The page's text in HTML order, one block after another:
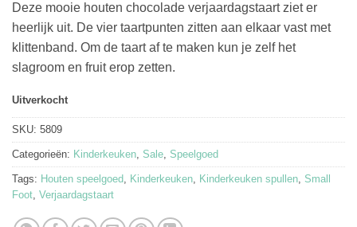
was:
€11.95.
is:
€8.95.
Deze mooie houten chocolade verjaardagstaart ziet er
heerlijk uit. De vier taartpunten zitten aan elkaar vast met
klittenband. Om de taart af te maken kun je zelf het
slagroom en fruit erop zetten.
Uitverkocht
SKU: 5809
Categorieën: Kinderkeuken Sale Speelgoed
Tags: Houten speelgoed Kinderkeuken Kinderkeuken spullen Small
Foot Verjaardagstaart